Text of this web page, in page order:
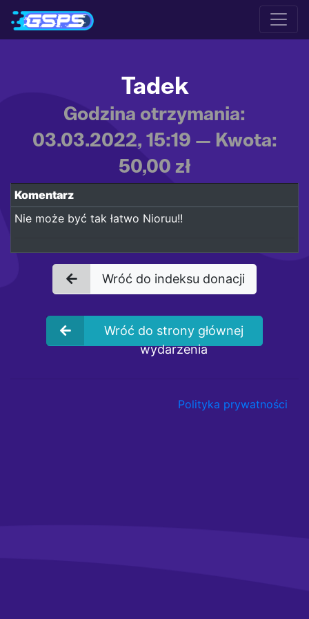
Tadek
Godzina otrzymania:
03.03.2022, 15:19 — Kwota:
50,00 zł
Komentarz
Nie może być tak łatwo Nioruu!!
Wróć do indeksu donacji
Wróć do strony głównej
wydarzenia
Polityka prywatności